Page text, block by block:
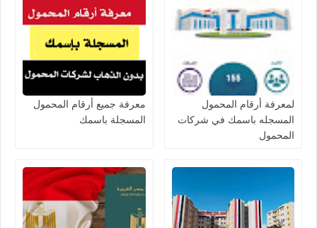
لمعرفة أرقام المحمول
المسجله باسمك في شركات
المحمول
معرفة جميع أرقام المحمول
المسجلة باسمك